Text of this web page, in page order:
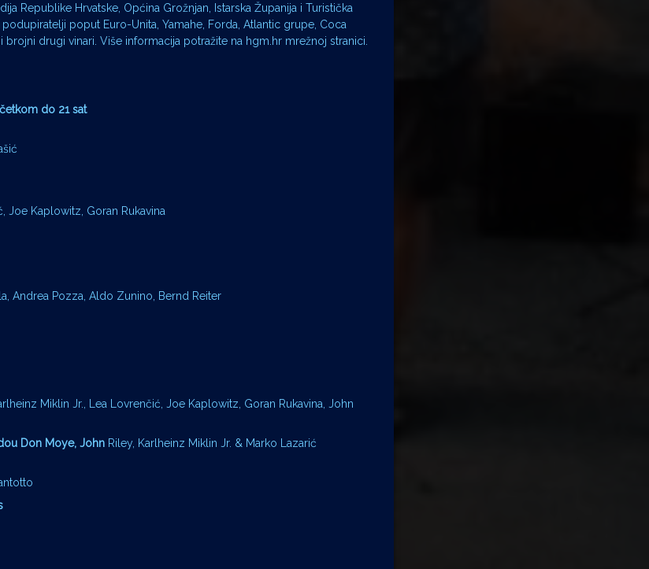
Republike Hrvatske, Općina Grožnjan, Istarska Županija i Turistička
poput Euro-Unita, Yamahe, Forda, Atlantic grupe, Coca
drugi vinari. Više informacija potražite na hgm.hr mrežnoj stranici.
do 21 sat
Joe Kaplowitz, Goran Rukavina
Andrea Pozza, Aldo Zunino, Bernd Reiter
Miklin Jr., Lea Lovrenčić, Joe Kaplowitz, Goran Rukavina, John
Don Moye, John Riley, Karlheinz Miklin Jr. & Marko Lazarić